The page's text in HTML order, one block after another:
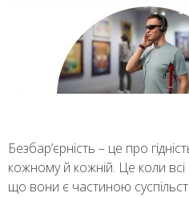
Безбар’єрність – це про
кожному й кожній. Це коли всі
що вони є частиною